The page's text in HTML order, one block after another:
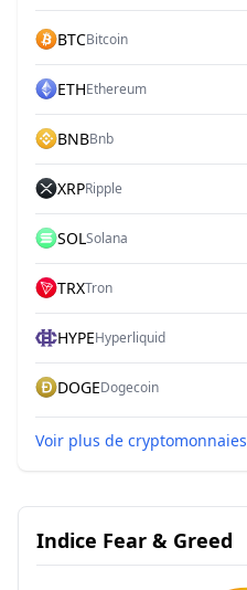
BTCBitcoin
ETHEthereum
BNBBnb
XRPRipple
SOLSolana
TRXTron
HYPEHyperliquid
DOGEDogecoin
Voir plus de cryptomonnaies
Indice Fear & Greed